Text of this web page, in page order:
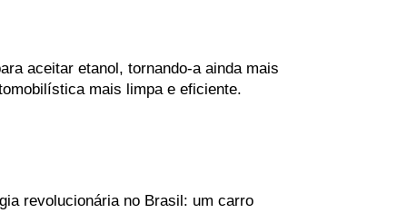
aceitar etanol, tornando-a ainda mais
mais limpa e eficiente.
revolucionária no Brasil: um carro